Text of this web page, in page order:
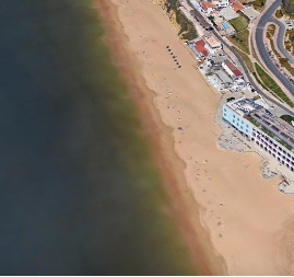
(+351) 289 580 533